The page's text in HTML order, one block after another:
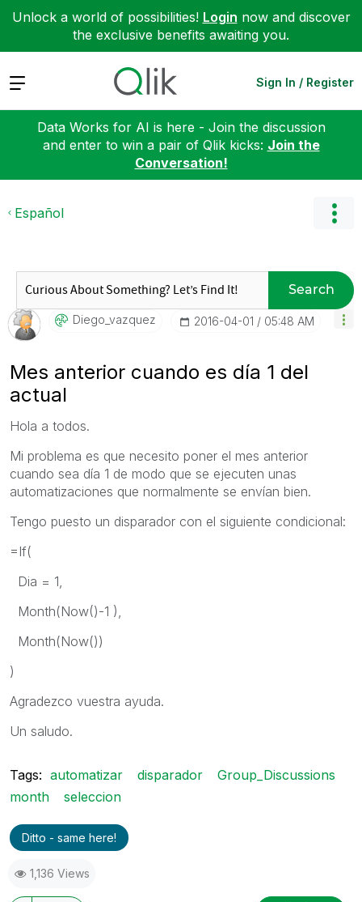
Unlock a world of possibilities! Login now and discover
the exclusive benefits awaiting you.
Expand Sign In / Register
Data Works for AI is here - Join the discussion
and enter to win a pair of Qlik kicks: Join the
Conversation!
Español
Search
Diego_vazquez ‎2016-04-01 05:48 AM
Mes anterior cuando es día 1 del
actual
Hola a todos.
Mi problema es que necesito poner el mes anterior
cuando sea día 1 de modo que se ejecuten unas
automatizaciones que normalmente se envían bien.
Tengo puesto un disparador con el siguiente condicional:
=If(
Dia = 1,
Month(Now()-1 ),
Month(Now())
)
Agradezco vuestra ayuda.
Un saludo.
Tags: automatizar disparador
Group_Discussions
month
seleccion
Ditto - same here!
1,136 Views